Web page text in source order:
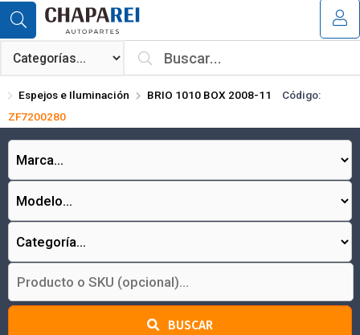
Compartir por email
Enviar
¿Tienes cupón de descuento?
Espejos e Iluminación BRIO 1010 BOX 2008-11
Código:
ZF7200280
BUSCAR